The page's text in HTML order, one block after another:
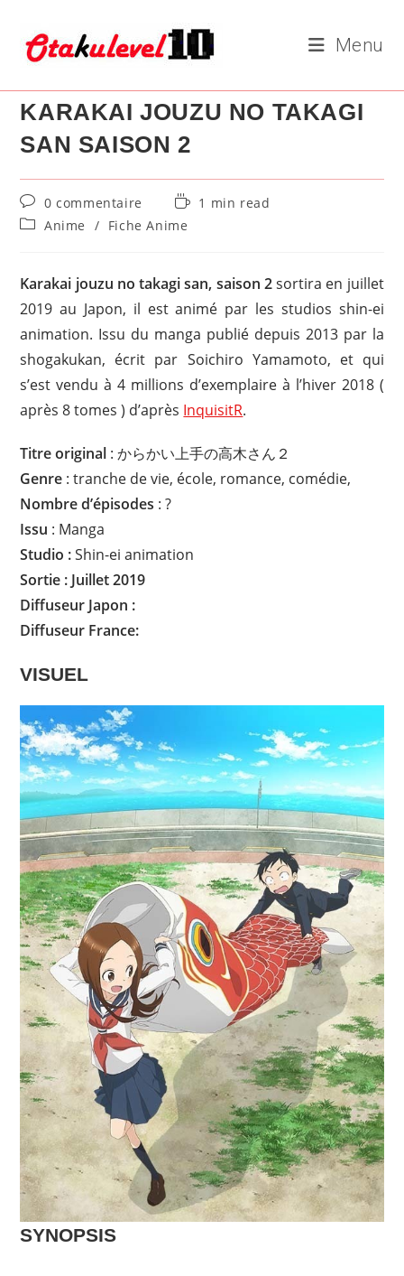
content
Menu
KARAKAI JOUZU NO TAKAGI
SAN SAISON 2
Commentaires
de
la
0 commentaire
Temps
lecture :
1 min read
PostAnime / Fiche Anime
Karakai jouzu no takagi san, saison 2sortira en juillet
2019 au Japon, il est animé par les studios shin-ei
animation. Issu du manga publié depuis 2013 par la
shogakukan, écrit par Soichiro Yamamoto, et qui
s’est vendu à 4 millions d’exemplaire à l’hiver 2018 (
après 8 tomes ) d’après InquisitR.
Titre original : からかい上手の高木さん２
Genre : tranche de vie, école, romance, comédie,
Nombre d’épisodes : ?
Issu : Manga
Studio :Shin-ei animation
Sortie : Juillet 2019
Diffuseur Japon :
Diffuseur France:
VISUEL
SYNOPSIS